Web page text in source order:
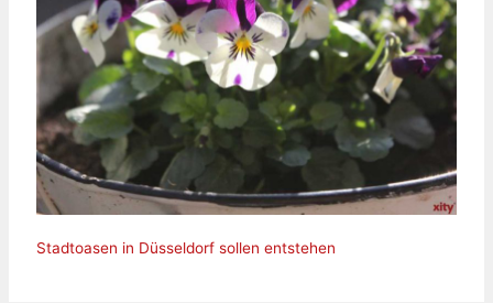
Stadtoasen in Düsseldorf sollen entstehen